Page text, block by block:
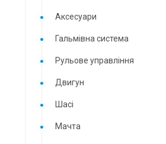
Аксесуари
Гальмівна система
Рульове управління
Двигун
Шасі
Мачта